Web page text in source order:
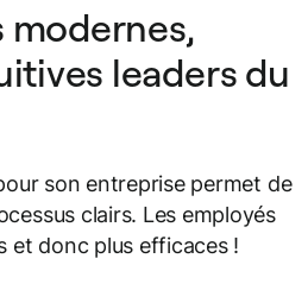
modernes,
leaders du
son entreprise permet de
clairs. Les employés
et donc plus efficaces !